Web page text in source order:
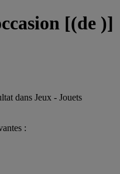
[(de )]
dans Jeux - Jouets
: